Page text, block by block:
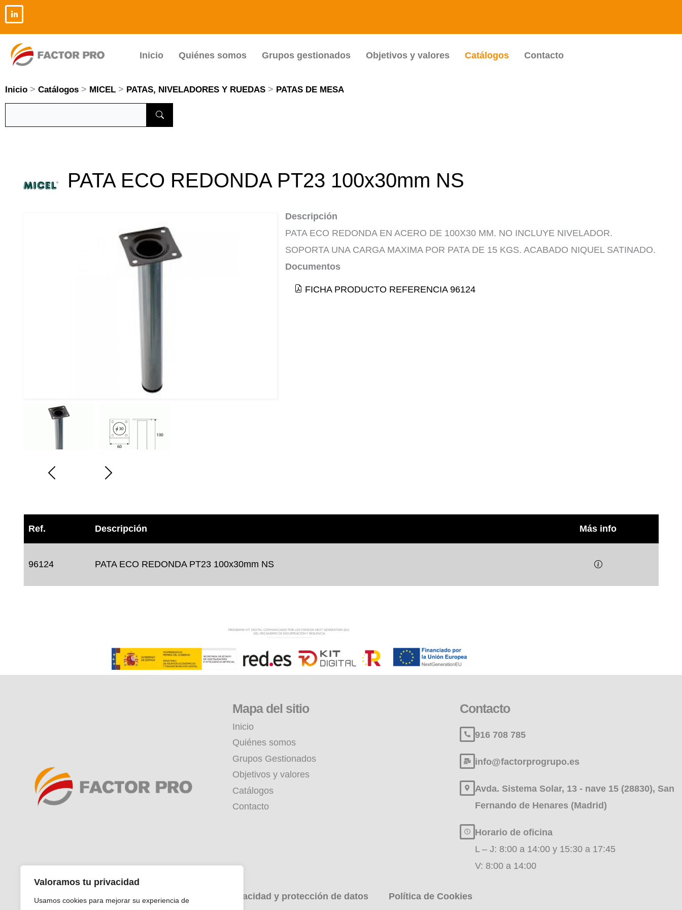
Valoramos tu privacidad
Usamos cookies para mejorar su experiencia de
al
contenido
Inicio
Quiénes somos Grupos gestionados Objetivos y valores Catálogos Contacto
Inicio > Catálogos > MICEL > PATAS, NIVELADORES Y RUEDAS > PATAS DE MESA
PATA ECO REDONDA PT23 100x30mm NS
Descripción
PATA ECO REDONDA EN ACERO DE 100X30 MM. NO INCLUYE NIVELADOR.
SOPORTA UNA CARGA MAXIMA POR PATA DE 15 KGS. ACABADO NIQUEL SATINADO.
Documentos
FICHA PRODUCTO REFERENCIA 96124
Ref. Descripción Más info
96124 PATA ECO REDONDA PT23 100x30mm NS
Mapa del sitio
Inicio
Quiénes somos
Grupos Gestionados
Objetivos y valores
Catálogos
Contacto
Contacto
916 708 785
info@factorprogrupo.es
Avda. Sistema Solar, 13 - nave 15 (28830), San
Fernando de Henares (Madrid)
Horario de oficina
L – J: 8:00 a 14:00 y 15:30 a 17:45
V: 8:00 a 14:00
Aviso Legal Política de privacidad y protección de datos Política de Cookies